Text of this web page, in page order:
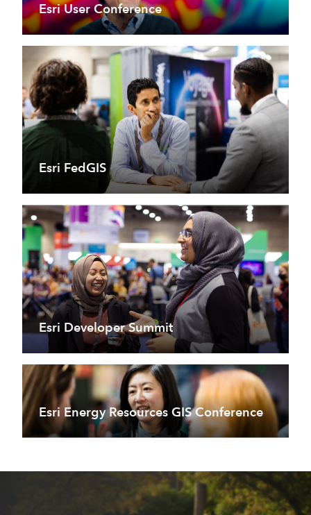
Esri User Conference
Esri FedGIS
Esri Developer Summit
Esri Energy Resources GIS Conference